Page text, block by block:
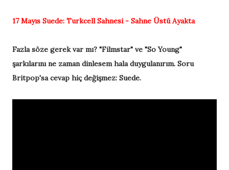
17 Mayıs Suede: Turkcell Sahnesi - Sahne Üstü Ayakta
Fazla söze gerek var mı? "Filmstar" ve "So Young"
şarkılarını ne zaman dinlesem hala duygulanırım. Soru
Britpop'sa cevap hiç değişmez: Suede.